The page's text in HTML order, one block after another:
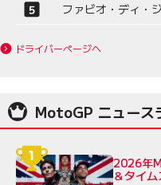
ファビオ・ディ・
ドライバーページへ
MotoGP ニュース
2026年
＆タイ